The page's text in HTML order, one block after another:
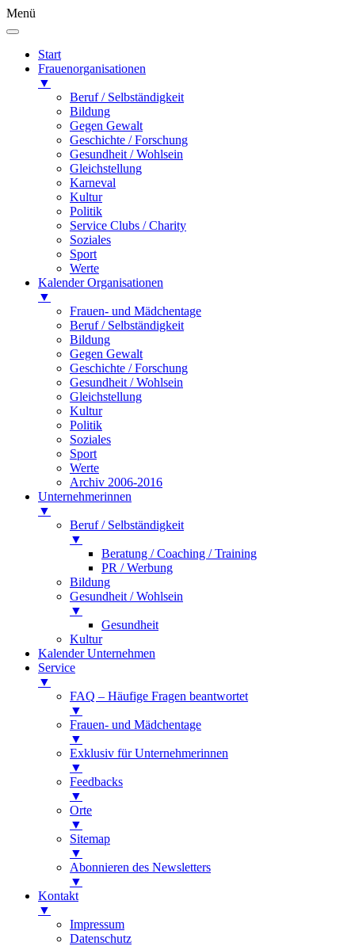
Menü
Start
Frauenorganisationen
▼
Beruf / Selbständigkeit
Bildung
Gegen Gewalt
Geschichte / Forschung
Gesundheit / Wohlsein
Gleichstellung
Karneval
Kultur
Politik
Service Clubs / Charity
Soziales
Sport
Werte
Kalender Organisationen
▼
Frauen- und Mädchentage
Beruf / Selbständigkeit
Bildung
Gegen Gewalt
Geschichte / Forschung
Gesundheit / Wohlsein
Gleichstellung
Kultur
Politik
Soziales
Sport
Werte
Archiv 2006-2016
Unternehmerinnen
▼
Beruf / Selbständigkeit
▼
Beratung / Coaching / Training
PR / Werbung
Bildung
Gesundheit / Wohlsein
▼
Gesundheit
Kultur
Kalender Unternehmen
Service
▼
FAQ – Häufige Fragen beantwortet
▼
Frauen- und Mädchentage
▼
Exklusiv für Unternehmerinnen
▼
Feedbacks
▼
Orte
▼
Sitemap
▼
Abonnieren des Newsletters
▼
Kontakt
▼
Impressum
Datenschutz